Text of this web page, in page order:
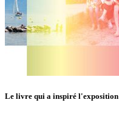
Le livre qui a inspiré l'exposition